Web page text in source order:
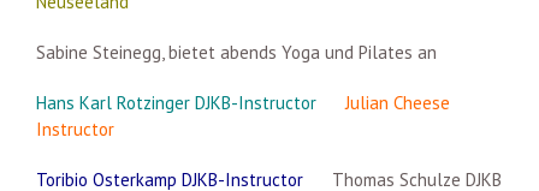
Sabine Steinegg, bietet abends Yoga und Pilates an
Hans Karl Rotzinger DJKB-Instructor
Julian Cheese
Instructor
Toribio Osterkamp DJKB-Instructor Thomas Schulze DJKB